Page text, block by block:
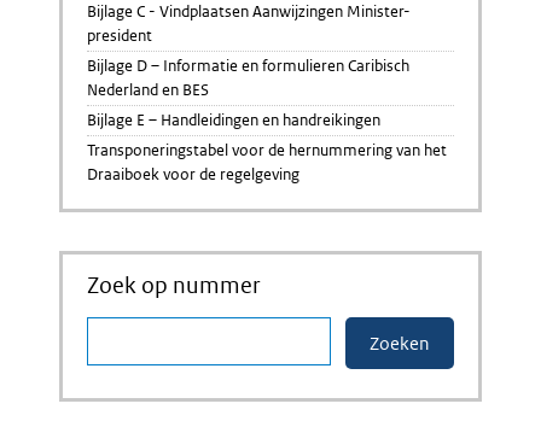
Bijlage C - Vindplaatsen Aanwijzingen Minister-
president
Bijlage D – Informatie en formulieren Caribisch
Nederland en BES
Bijlage E – Handleidingen en handreikingen
Transponeringstabel voor de hernummering van het
Draaiboek voor de regelgeving
Zoek op nummer